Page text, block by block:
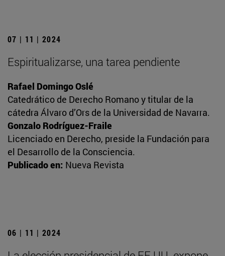
07 | 11 | 2024
Espiritualizarse, una tarea pendiente
Rafael Domingo Oslé
Catedrático de Derecho Romano y titular de la
cátedra Álvaro d’Ors de la Universidad de Navarra.
Gonzalo Rodríguez-Fraile
Licenciado en Derecho, preside la Fundación para
el Desarrollo de la Consciencia.
Publicado en: Nueva Revista
06 | 11 | 2024